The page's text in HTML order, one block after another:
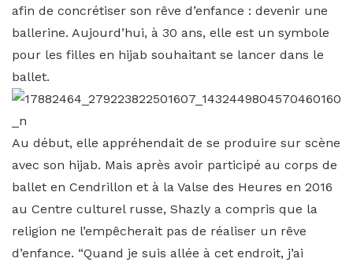
afin de concrétiser son rêve d’enfance : devenir une
ballerine. Aujourd’hui, à 30 ans, elle est un symbole
pour les filles en hijab souhaitant se lancer dans le
ballet.
Au début, elle appréhendait de se produire sur scène
avec son hijab. Mais après avoir participé au corps de
ballet en Cendrillon et à la Valse des Heures en 2016
au Centre culturel russe, Shazly a compris que la
religion ne l’empêcherait pas de réaliser un rêve
d’enfance. “Quand je suis allée à cet endroit, j’ai